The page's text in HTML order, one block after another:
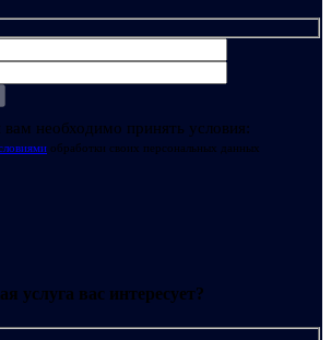
необходимо принять условия:
обработки своих персональных данных
услуга вас интересует?